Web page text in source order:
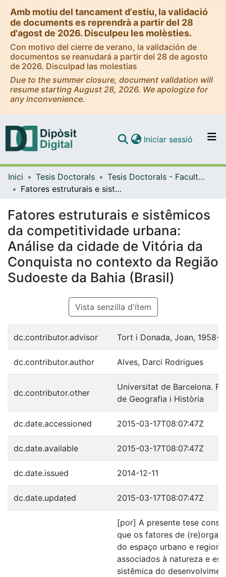
Amb motiu del tancament d'estiu, la validació
de documents es reprendrà a partir del 28
d'agost de 2026. Disculpeu les molèsties.
Con motivo del cierre de verano, la validación de
documentos se reanudará a partir del 28 de agosto
de 2026. Disculpad las molestias
Due to the summer closure, document validation will
resume starting August 28, 2026. We apologize for
any inconvenience.
Navega per tot el DD
Contacte
Iniciar sessió (current)
Inici Tesis Doctorals
Tesis Doctorals - Facultat - Geografia i Història
Fatores estruturais e sistêmicos da competitividade urbana: Análise da cidade de Vitória da Conquista no contexto da Região Sudoeste da Bahia (Brasil)
Fatores estruturais e sistêmicos
da competitividade urbana:
Análise da cidade de Vitória da
Conquista no contexto da Região
Sudoeste da Bahia (Brasil)
Vista senzilla d'ítem
dc.contributor.advisor Tort i Donada, Joan, 1958-
dc.contributor.author Alves, Darci Rodrigues
dc.contributor.other
Universitat de Barcelona.
de Geografia i Història
dc.date.accessioned 2015-03-17T08:07:47Z
dc.date.available 2015-03-17T08:07:47Z
dc.date.issued 2014-12-11
dc.date.updated 2015-03-17T08:07:47Z
[por] A presente tese
que os fatores de
do espaço urbano e
associados à natureza e
sistêmica do